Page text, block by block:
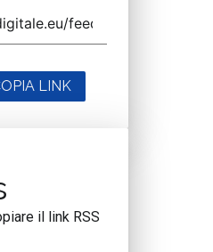
LINK
il link RSS